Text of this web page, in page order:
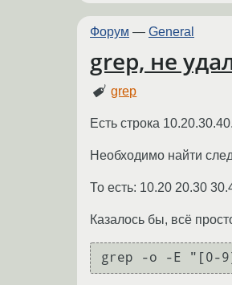
Форум — General
grep, не
grep
Есть строка 10.20.30.40.
Необходимо найти
То есть: 10.20 20.30
Казалось бы, всё